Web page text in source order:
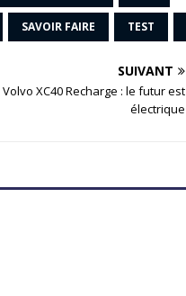
SAVOIR FAIRE TEST
SUIVANT
Volvo XC40 Recharge : le futur est
électrique